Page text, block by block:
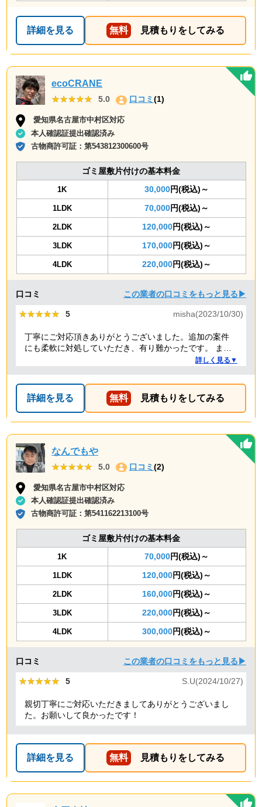
詳細を見る 無料 見積もりをしてみる
ecoCRANE
★★★★★
★★★★★ 5.0 口コミ(1)
愛知県名古屋市中村区対応
本人確認証提出確認済み
古物商許可証：第543812300600号
ゴミ屋敷片付けの基本料金
1K 30,000円(税込)～
1LDK 70,000円(税込)～
2LDK 120,000円(税込)～
3LDK 170,000円(税込)～
4LDK 220,000円(税込)～
口コミ この業者の口コミをもっと見る▶
★★★★★
★★★★★ 5 misha(2023/10/30)
丁寧にご対応頂きありがとうございました。追加の案件
にも柔軟に対処していただき、有り難かったです。 また
何かありましたらぜひよろしくお願いします。詳しく見る▼
詳細を見る 無料 見積もりをしてみる
なんでもや
★★★★★
★★★★★ 5.0 口コミ (2)
愛知県名古屋市中村区対応
本人確認証提出確認済み
古物商許可証：第541162213100号
ゴミ屋敷片付けの基本料金
1K 70,000円(税込)～
1LDK 120,000円(税込)～
2LDK 160,000円(税込)～
3LDK 220,000円(税込)～
4LDK 300,000円(税込)～
口コミ この業者の口コミをもっと見る▶
★★★★★
★★★★★ 5 S.U(2024/10/27)
親切丁寧にご対応いただきましてありがとうございまし
た。お願いして良かったです！
詳細を見る 無料 見積もりをしてみる